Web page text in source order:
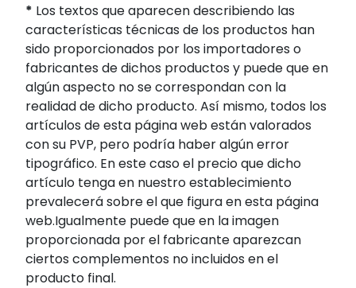
* Los textos que aparecen describiendo las
características técnicas de los productos han
sido proporcionados por los importadores o
fabricantes de dichos productos y puede que en
algún aspecto no se correspondan con la
realidad de dicho producto. Así mismo, todos los
artículos de esta página web están valorados
con su PVP, pero podría haber algún error
tipográfico. En este caso el precio que dicho
artículo tenga en nuestro establecimiento
prevalecerá sobre el que figura en esta página
web.Igualmente puede que en la imagen
proporcionada por el fabricante aparezcan
ciertos complementos no incluidos en el
producto final.